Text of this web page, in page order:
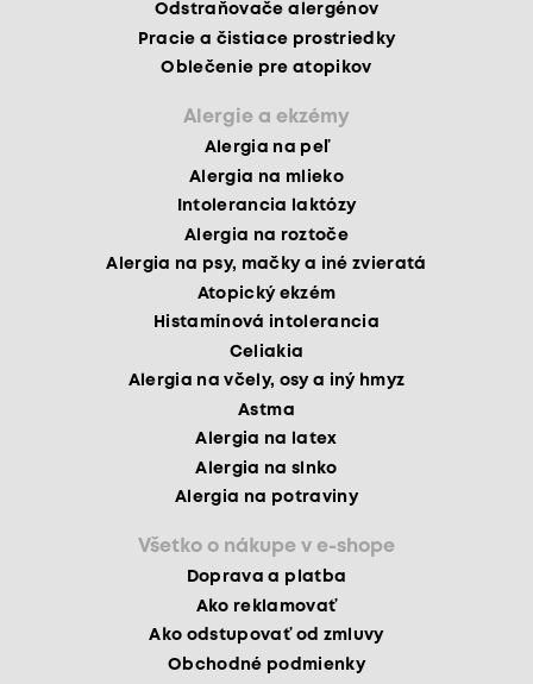
Odstraňovače alergénov
Pracie a čistiace prostriedky
Oblečenie pre atopikov
Alergie a ekzémy
Alergia na peľ
Alergia na mlieko
Intolerancia laktózy
Alergia na roztoče
Alergia na psy, mačky a iné zvieratá
Atopický ekzém
Histamínová intolerancia
Celiakia
Alergia na včely, osy a iný hmyz
Astma
Alergia na latex
Alergia na slnko
Alergia na potraviny
Všetko o nákupe v e-shope
Doprava a platba
Ako reklamovať
Ako odstupovať od zmluvy
Obchodné podmienky